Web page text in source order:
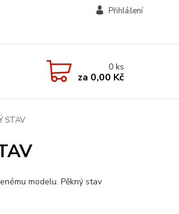
Přihlášení
0ks
za 0,00 Kč
STAV
modelu. Pěkný stav